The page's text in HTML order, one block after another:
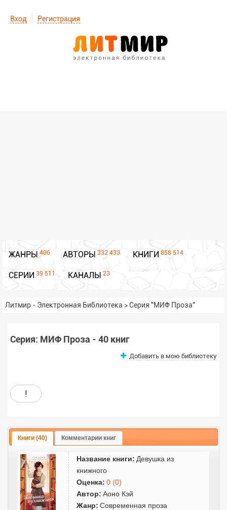
Вход Регистрация
ЖАНРЫ 406 АВТОРЫ 332 433 КНИГИ 858 514
СЕРИИ 39 511 КАНАЛЫ 23
Литмир - Электронная Библиотека >Серия "МИФ Проза"
Серия: МИФ Проза - 40 книг
Добавить в мою библиотеку
!
Книги (40) Комментарии книг
Название книги: Девушка из
книжного
Оценка: 0 (0)
Автор: Аоно Кэй
Жанр: Современная проза